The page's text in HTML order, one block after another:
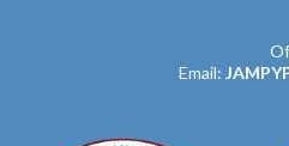
Email: